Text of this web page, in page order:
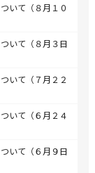
いて（８月１０
いて（８月３日
いて（７月２２
いて（６月２４
いて（６月９日